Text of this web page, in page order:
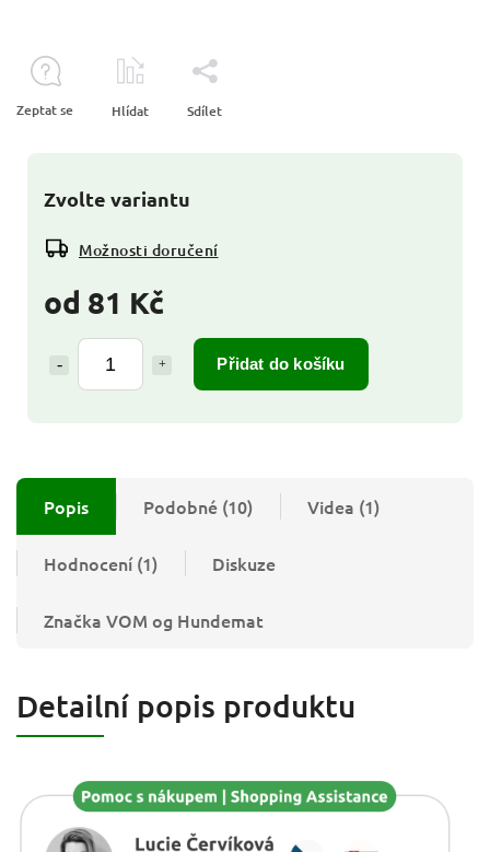
od 81 Kč
Přidat do košíku
Zvolte variantu
Možnosti doručení
Zeptat se Hlídat Sdílet
Popis Podobné (10) Videa (1)
Hodnocení (1) Diskuze
Značka VOM og Hundemat
Detailní popis produktu